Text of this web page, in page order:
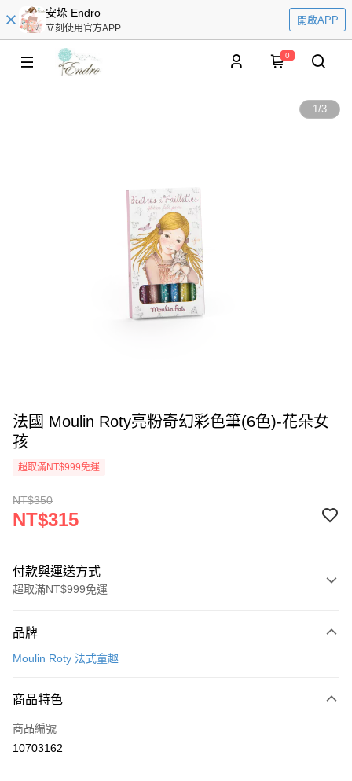
安垛 Endro
立刻使用官方APP
開啟APP
0
1/3
法國 Moulin Roty亮粉奇幻彩色筆(6色)-花朵女
孩
超取滿NT$999免運
NT$350
NT$315
付款與運送方式
超取滿NT$999免運
信用卡一次付款
3 期 0 利率 每期
合作金庫商業銀行
上海商業儲蓄銀行
超商取貨付款
LINE Pay
品牌
Moulin Roty 法式童趣
商品特色
商品編號
10703162